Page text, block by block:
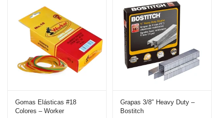
Gomas Elásticas #18
Colores – Worker
Grapas 3/8″ Heavy Duty –
Bostitch